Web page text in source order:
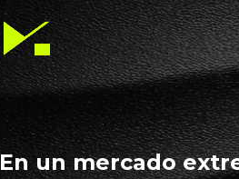
En un mercado